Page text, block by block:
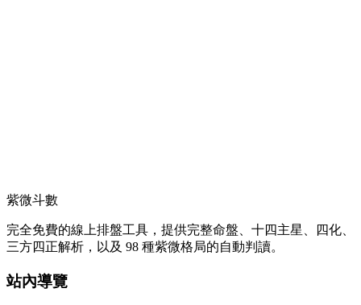
紫微斗數
完全免費的線上排盤工具，提供完整命盤、十四主星、四化、
三方四正解析，以及 98 種紫微格局的自動判讀。
站內導覽